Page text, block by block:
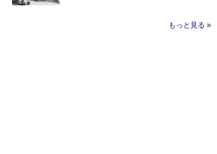
もっと見る »